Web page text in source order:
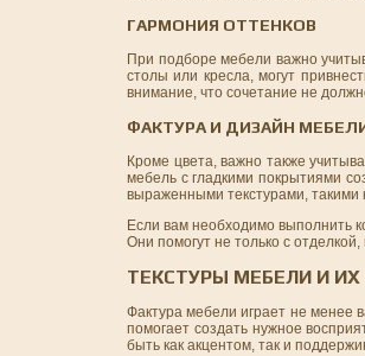
ГАРМОНИЯ ОТТЕНКОВ
При подборе мебели важно
столы или кресла, могут
внимание, что сочетание не
ФАКТУРА И ДИЗАЙН
Кроме цвета, важно также
мебель с гладкими покрытиями
выраженными текстурами, такими
Если вам необходимо выполнить
Они помогут не только с
ТЕКСТУРЫ МЕБЕЛИ И
Фактура мебели играет не менее
помогает создать нужное
быть как акцентом, так и